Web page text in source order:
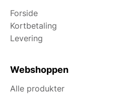
Forside
Kortbetaling
Levering
Webshoppen
Alle produkter